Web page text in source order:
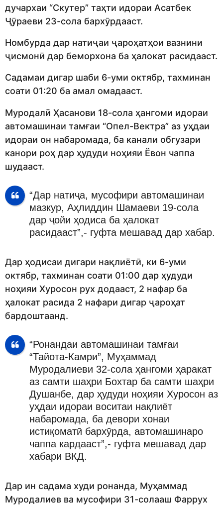
дучархаи “Скутер” таҳти идораи Асатбек
Ҷӯраеви 23-сола бархӯрдааст.
Номбурда дар натиҷаи ҷароҳатҳои вазнини
ҷисмонӣ дар беморхона ба ҳалокат расидааст.
Садамаи дигар шаби 6-уми октябр, тахминан
соати 01:20 ба амал омадааст.
Муродалӣ Ҳасанови 18-сола ҳангоми идораи
автомашинаи тамғаи “Опел-Вектра” аз уҳдаи
идораи он набаромада, ба канали обгузари
канори роҳ дар ҳудуди ноҳияи Ёвон чаппа
шудааст.
“Дар натиҷа, мусофири автомашинаи
мазкур, Аҳлиддин Шамаеви 19-сола
дар ҷойи ҳодиса ба ҳалокат
расидааст”,- гуфта мешавад дар хабар.
Дар ҳодисаи дигари нақлиётӣ, ки 6-уми
октябр, тахминан соати 01:00 дар ҳудуди
ноҳияи Хуросон рух додааст, 2 нафар ба
ҳалокат расида 2 нафари дигар ҷароҳат
бардоштаанд.
“Ронандаи автомашинаи тамғаи
“Тайота-Камри”, Муҳаммад
Муродалиеви 32-сола ҳангоми ҳаракат
аз самти шаҳри Бохтар ба самти шаҳри
Душанбе, дар ҳудуди ноҳияи Хуросон аз
уҳдаи идораи воситаи нақлиёт
набаромада, ба девори хонаи
истиқоматӣ бархӯрда, автомашинаро
чаппа кардааст”,- гуфта мешавад дар
хабари ВКД.
Дар ин садама худи ронанда, Муҳаммад
Муродалиев ва мусофири 31-солааш Фаррух